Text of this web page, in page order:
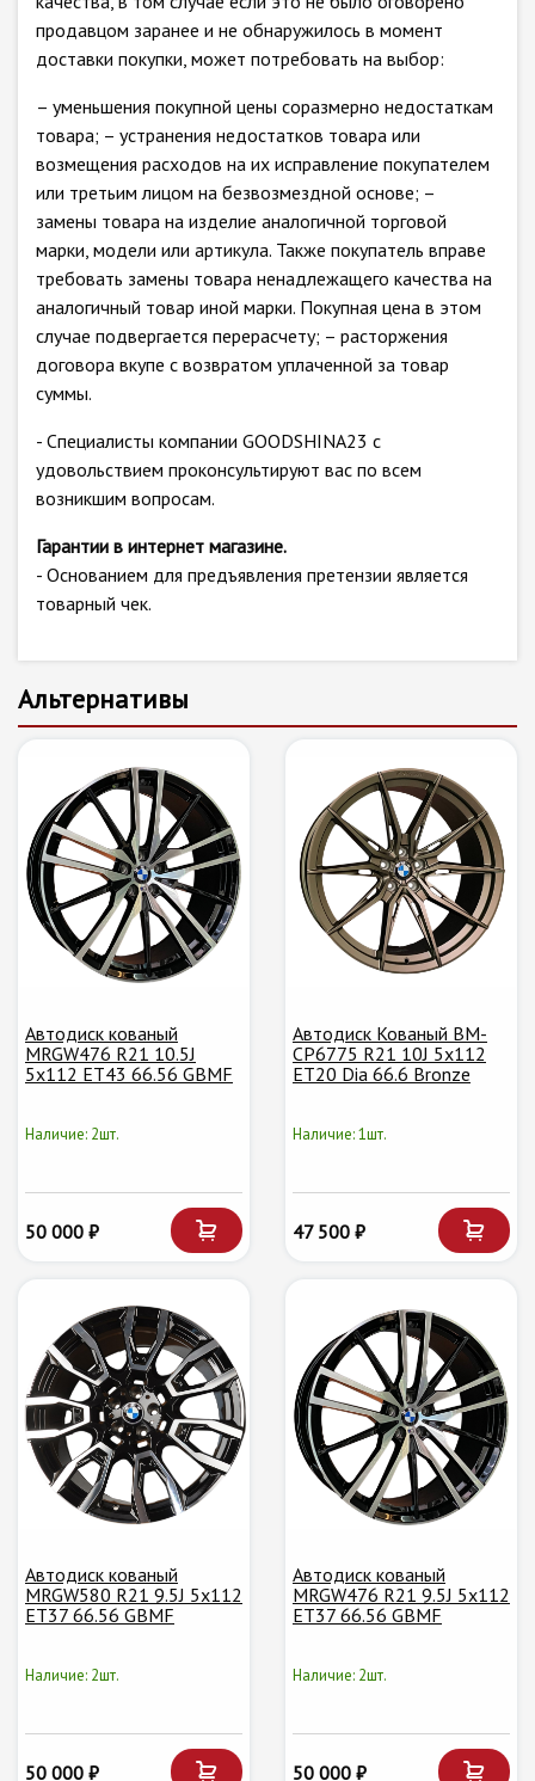
продавцом заранее и не обнаружилось в момент
доставки покупки, может потребовать на выбор:
– уменьшения покупной цены соразмерно недостаткам
товара; – устранения недостатков товара или
возмещения расходов на их исправление покупателем
или третьим лицом на безвозмездной основе; –
замены товара на изделие аналогичной торговой
марки, модели или артикула. Также покупатель вправе
требовать замены товара ненадлежащего качества на
аналогичный товар иной марки. Покупная цена в этом
случае подвергается перерасчету; – расторжения
договора вкупе с возвратом уплаченной за товар
суммы.
- Специалисты компании GOODSHINA23 с
удовольствием проконсультируют вас по всем
возникшим вопросам.
Гарантии в интернет магазине.
- Основанием для предъявления претензии является
товарный чек.
Альтернативы
Автодиск кованый
MRGW476 R21 10.5J
5x112 ET43 66.56 GBMF
Наличие: 2шт.
50 000 ₽
Автодиск Кованый BM-
CP6775 R21 10J 5x112
ET20 Dia 66.6 Bronze
Наличие: 1шт.
47 500 ₽
Автодиск кованый
MRGW580 R21 9.5J 5x112
ET37 66.56 GBMF
Наличие: 2шт.
50 000 ₽
Автодиск кованый
MRGW476 R21 9.5J 5x112
ET37 66.56 GBMF
Наличие: 2шт.
50 000 ₽